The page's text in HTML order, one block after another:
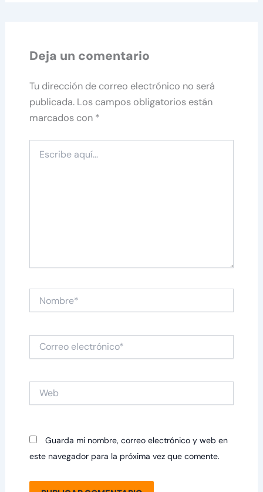
Deja un comentario
Tu dirección de correo electrónico no será
publicada. Los campos obligatorios están
marcados con *
aquí...
Correo
electrónico*
Guarda mi nombre, correo electrónico y web en
este navegador para la próxima vez que comente.